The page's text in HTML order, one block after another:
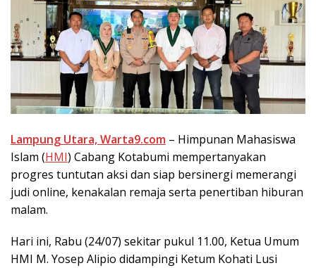
Lampung Utara, Warta9.com – Himpunan Mahasiswa
Islam (HMI) Cabang Kotabumi mempertanyakan
progres tuntutan aksi dan siap bersinergi memerangi
judi online, kenakalan remaja serta penertiban hiburan
malam.
Hari ini, Rabu (24/07) sekitar pukul 11.00, Ketua Umum
HMI M. Yosep Alipio didampingi Ketum Kohati Lusi